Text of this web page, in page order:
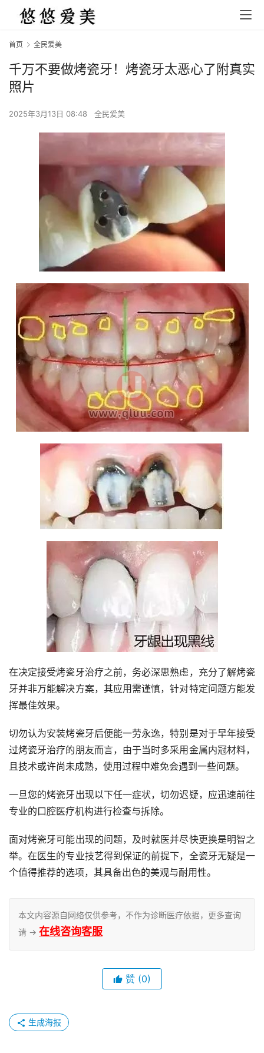
首页 全民爱美
千万不要做烤瓷牙！烤瓷牙太恶心了附真实
照片
2025年3月13日 08:48 全民爱美
在决定接受烤瓷牙治疗之前，务必深思熟虑，充分了解烤瓷
牙并非万能解决方案，其应用需谨慎，针对特定问题方能发
挥最佳效果。
切勿认为安装烤瓷牙后便能一劳永逸，特别是对于早年接受
过烤瓷牙治疗的朋友而言，由于当时多采用金属内冠材料，
且技术或许尚未成熟，使用过程中难免会遇到一些问题。
一旦您的烤瓷牙出现以下任一症状，切勿迟疑，应迅速前往
专业的口腔医疗机构进行检查与拆除。
面对烤瓷牙可能出现的问题，及时就医并尽快更换是明智之
举。在医生的专业技艺得到保证的前提下，全瓷牙无疑是一
个值得推荐的选项，其具备出色的美观与耐用性。
本文内容源自网络仅供参考，不作为诊断医疗依据，更多查询
请 → 在线咨询客服
赞 (0)
生成海报